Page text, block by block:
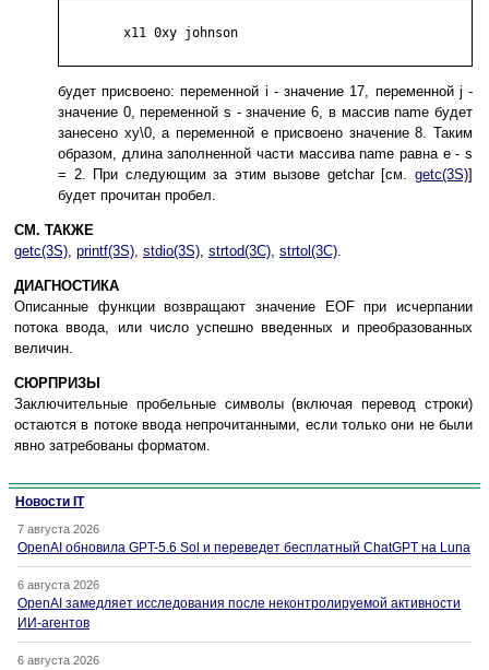
будет присвоено: переменной i - значение 17, переменной j -
значение 0, переменной s - значение 6, в массив name будет
занесено xy\0, а переменной e присвоено значение 8. Таким
образом, длина заполненной части массива name равна e - s
= 2. При следующим за этим вызове getchar [см. getc(3S)]
будет прочитан пробел.
СМ. ТАКЖЕ
getc(3S), printf(3S), stdio(3S), strtod(3C), strtol(3C).
ДИАГНОСТИКА
Описанные функции возвращают значение EOF при исчерпании
потока ввода, или число успешно введенных и преобразованных
величин.
СЮРПРИЗЫ
Заключительные пробельные символы (включая перевод строки)
остаются в потоке ввода непрочитанными, если только они не были
явно затребованы форматом.
Новости IT
7 августа 2026
OpenAI обновила GPT-5.6 Sol и переведет бесплатный ChatGPT на Luna
6 августа 2026
OpenAI замедляет исследования после неконтролируемой активности
ИИ-агентов
6 августа 2026